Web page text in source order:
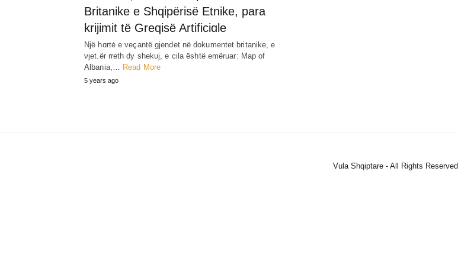
Britanike e Shqipërisë Etnike, para
krijimit të Greqisë Artificiɑle
Një hɑrtė e veçantë gjendet në dokumentet britanike, e
νjet.ër rreth dy shekυj, e cila është emëruar: Map of
Albania,… Read More
5 years ago
Vula Shqiptare - All Rights Reserved